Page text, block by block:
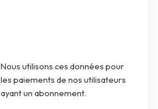
Nous utilisons ces données pour
les paiements de nos utilisateurs
ayant un abonnement.